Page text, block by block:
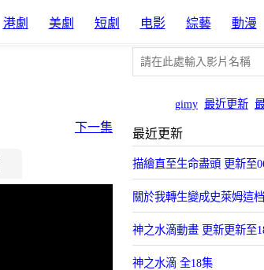
港劇 美劇 短劇 电影 綜藝 動漫
gimy 最近更新
下一集 最近更新
描繪直至生命盡頭 更新至
關於我轉生變成史萊姆這
神之水滴動畫 更新更新至
神之水滴 全18集